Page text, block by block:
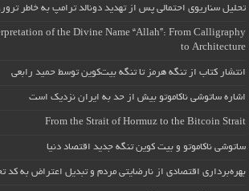
تحلیل سناریوی احتمالی پس از تهدید دونالد ترامپ به خاطر
of the Divine Name “Allah”: From Calligraphy
to Architecture
انتشار کتاب از تنگه هرمز تا تنگه بیت‌کوین توسط حمید رابعی
اشاره ساتوشی ناکاموتو بیش از حد به ایران نزدیک است
From the Strait of Hormuz to the Bitcoin Strait
ساتوشی ناکاموتو و بیت کوین تنگه جدید اقتصاد دنیا
بهره‌برداری اقتصادی از نارضایتی مردم و تبدیل اعتراض به کد